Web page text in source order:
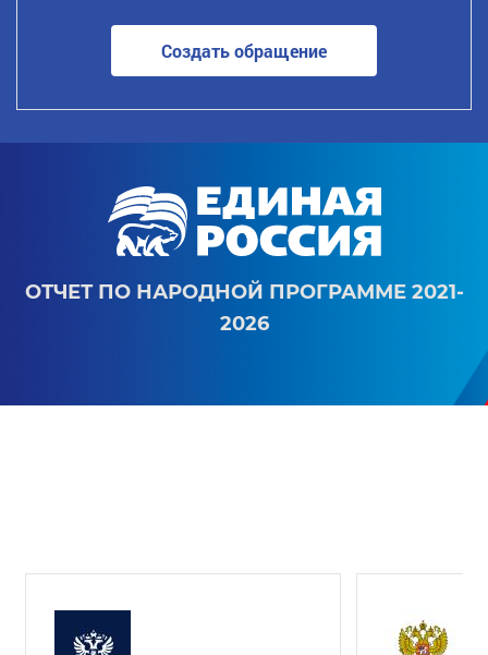
Создать обращение
ОТЧЕТ ПО НАРОДНОЙ ПРОГРАММЕ 2021-
2026